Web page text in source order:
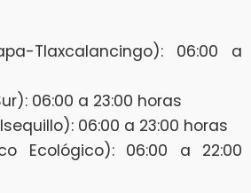
Tlaxcalancingo): 06:00 a
06:00 a 23:00 horas
06:00 a 23:00 horas
Ecológico): 06:00 a 22:00